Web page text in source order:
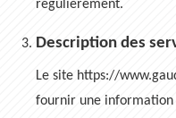
régulièrement.
Description des
Le site https://
fournir une information